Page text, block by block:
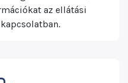
az ellátási